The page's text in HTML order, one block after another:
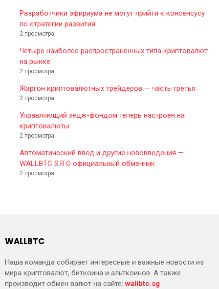
Разработчики эфириума не могут прийти к консенсусу
по стратегии развития
2 просмотра
Четыре наиболее распространенных типа криптовалют
на рынке
2 просмотра
Жаргон криптовалютных трейдеров — часть третья
2 просмотра
Управляющий хедж-фондом теперь настроен на
криптовалюты
2 просмотра
Автоматический ввод и другие нововведения —
WALLBTC S.R.O официальный обменник
2 просмотра
WALLBTC
Наша команда собирает интересные и важные новости из
мира криптовалют, биткоина и альткоинов. А также
производит обмен валют на сайте:wallbtc.sg